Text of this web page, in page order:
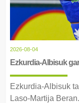
2026-08-04
Ezkurdia-Albisuk
Ezkurdia-Albisuk
Laso-Martija Beran.